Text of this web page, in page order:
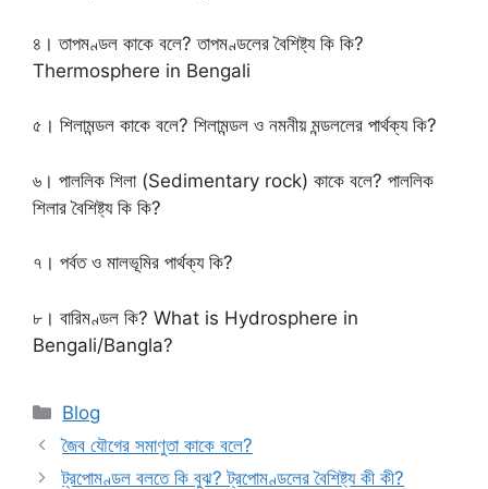
৪। তাপমণ্ডল কাকে বলে? তাপমণ্ডলের বৈশিষ্ট্য কি কি?
Thermosphere in Bengali
৫। শিলামন্ডল কাকে বলে? শিলামন্ডল ও নমনীয় মন্ডললের পার্থক্য কি?
৬। পাললিক শিলা (Sedimentary rock) কাকে বলে? পাললিক
শিলার বৈশিষ্ট্য কি কি?
৭। পর্বত ও মালভূমির পার্থক্য কি?
৮। বারিমণ্ডল কি? What is Hydrosphere in
Bengali/Bangla?
Categories
Blog
জৈব যৌগের সমাণুতা কাকে বলে?
ট্রপোমণ্ডল বলতে কি বুঝ? ট্রপোমণ্ডলের বৈশিষ্ট্য কী কী?